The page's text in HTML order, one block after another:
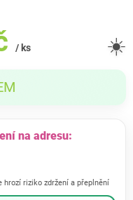
/ ks ☀️
na adresu:
hrozí riziko zdržení a přeplnění